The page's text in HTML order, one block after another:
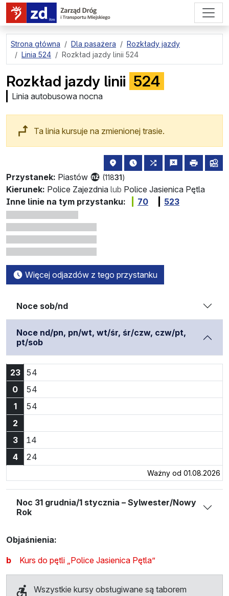
przejdź do treści strony
Strona główna Dla pasażera
Rozkłady jazdy
Linia 524
Rozkład jazdy linii 524
Rozkład jazdy linii 524
Linia autobusowa nocna
Ta linia kursuje na zmienionej trasie.
Przystanek: Piastów (11831)
lokalizacja przystanku na mapie
najbliższe odjazdy z tego
wszystkie linie
zgłośdrukuj
Kierunek: Police Zajezdnia lub Police Jasienica Pętla
Inne linie na tym przystanku:
70 523
Więcej odjazdów z tego przystanku
Noce sob/nd
Noce nd/pn, pn/wt, wt/śr, śr/czw, czw/pt,
pt/sob
23 54
0
54
1
54
2
3
14
4
24
Ważny od 01.08.2026
Noc 31 grudnia/1 stycznia – Sylwester/Nowy
Rok
Objaśnienia:
b
Kurs do pętli „Police Jasienica Pętla”
Wszystkie kursy obsługiwane są taborem